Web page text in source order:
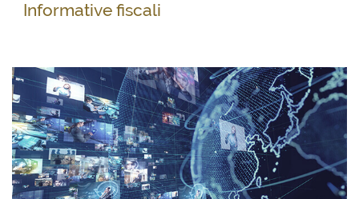
Informative fiscali